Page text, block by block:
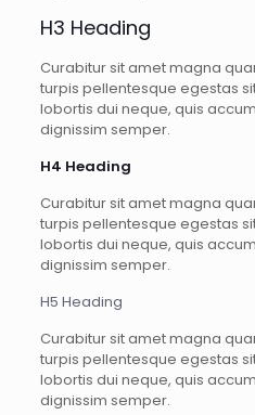
H3 Heading
Curabitur sit amet magna
turpis pellentesque egestas
lobortis dui neque, quis
dignissim semper.
H4 Heading
Curabitur sit amet magna
turpis pellentesque egestas
lobortis dui neque, quis
dignissim semper.
H5 Heading
Curabitur sit amet magna
turpis pellentesque egestas
lobortis dui neque, quis
dignissim semper.